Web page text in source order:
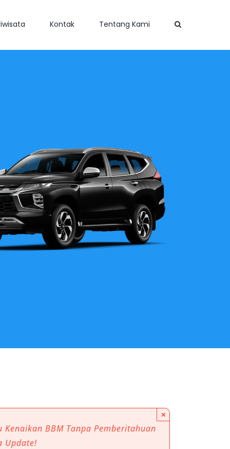
Kontak Tentang Kami
BBM Tanpa Pemberitahuan
Update!
×